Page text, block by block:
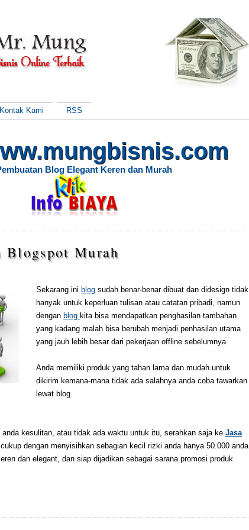
Kontak Kami RSS
Blog Elegant Keren dan Murah
Blogspot Murah
Sekarang ini blog sudah benar-benar dibuat dan didesign tidak
hanyak untuk keperluan tulisan atau catatan pribadi, namun
dengan blog kita bisa mendapatkan penghasilan tambahan
yang kadang malah bisa berubah menjadi penhasilan utama
yang jauh lebih besar dari pekerjaan offline sebelumnya.
Anda memiliki produk yang tahan lama dan mudah untuk
dikirim kemana-mana tidak ada salahnya anda coba tawarkan
lewat blog.
anda kesulitan, atau tidak ada waktu untuk itu, serahkan saja ke Jasa
cukup dengan menyisihkan sebagian kecil rizki anda hanya 50.000 anda
dan elegant, dan siap dijadikan sebagai sarana promosi produk